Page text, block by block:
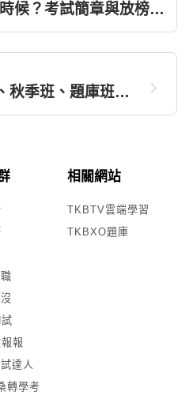
候？考試簡章與放榜時
程？
秋季班、題庫班差
報
達人
轉學考
相關網站
TKBTV雲端學習
TKBXO題庫